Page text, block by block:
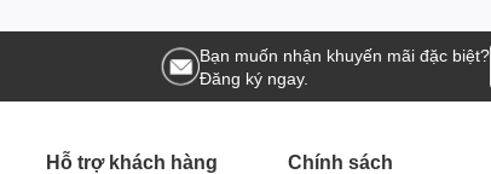
Bạn muốn nhận khuyến mãi đặc biệt?
Đăng ký ngay.
Hỗ trợ khách hàng Chính sách